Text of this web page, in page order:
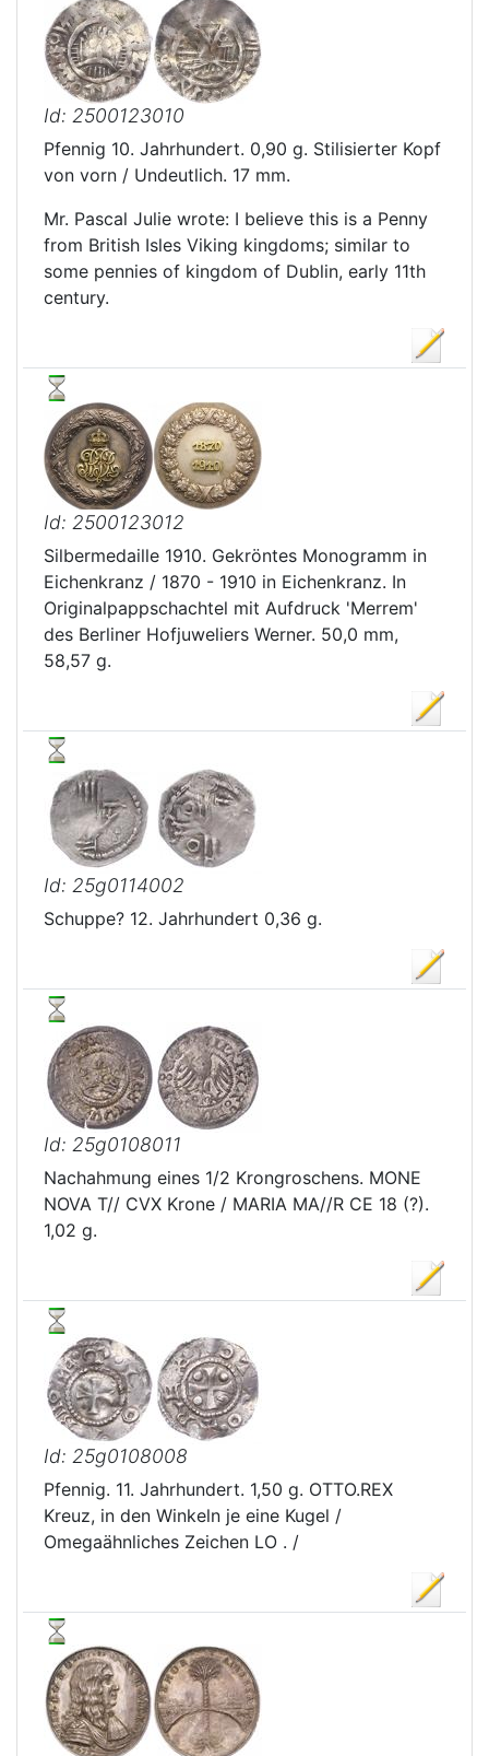
Id: 2500123010
Pfennig 10. Jahrhundert. 0,90 g. Stilisierter Kopf
von vorn / Undeutlich. 17 mm.
Mr. Pascal Julie wrote: I believe this is a Penny
from British Isles Viking kingdoms; similar to
some pennies of kingdom of Dublin, early 11th
century.
Id: 2500123012
Silbermedaille 1910. Gekröntes Monogramm in
Eichenkranz / 1870 - 1910 in Eichenkranz. In
Originalpappschachtel mit Aufdruck 'Merrem'
des Berliner Hofjuweliers Werner. 50,0 mm,
58,57 g.
Id: 25g0114002
Schuppe? 12. Jahrhundert 0,36 g.
Id: 25g0108011
Nachahmung eines 1/2 Krongroschens. MONE
NOVA T// CVX Krone / MARIA MA//R CE 18 (?).
1,02 g.
Id: 25g0108008
Pfennig. 11. Jahrhundert. 1,50 g. OTTO.REX
Kreuz, in den Winkeln je eine Kugel /
Omegaähnliches Zeichen LO . /